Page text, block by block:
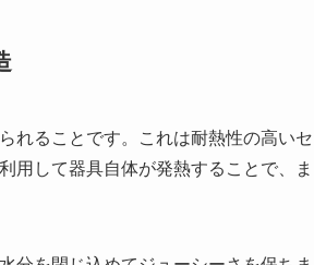
れることです。これは耐熱性の高いセ
用して器具自体が発熱することで、ま